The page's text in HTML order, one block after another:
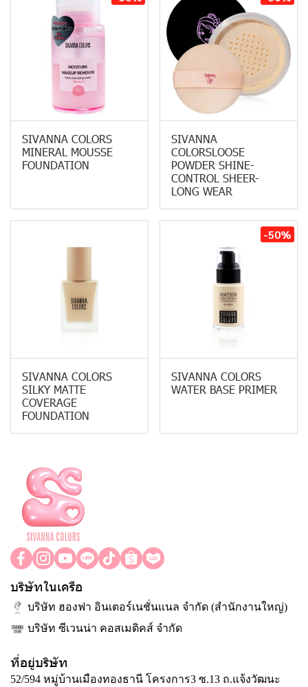
SIVANNA COLORS
MINERAL MOUSSE
FOUNDATION
SIVANNA
COLORSLOOSE
POWDER SHINE-
CONTROL SHEER-
LONG WEAR
SIVANNA COLORS
SILKY MATTE
COVERAGE
FOUNDATION
-50%
SIVANNA COLORS
WATER BASE PRIMER
บริษัทในเครือ
บริษัท ฮองฟา อินเตอร์เนชั่นแนล จำกัด (สำนักงานใหญ่)
บริษัท ซีเวนน่า คอสเมติคส์ จำกัด
ที่อยู่บริษัท
52/594 หมู่บ้านเมืองทองธานี โครงการ3 ซ.13 ถ.แจ้งวัฒนะ